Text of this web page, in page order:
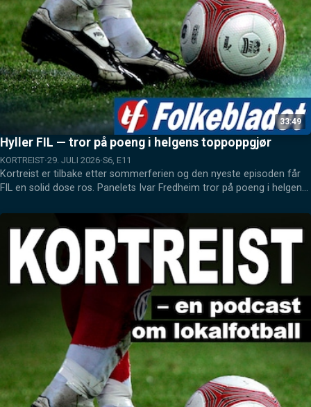
33:49
Hyller FIL — tror på poeng i helgens toppoppgjør
KORTREIST 29. JULI 2026 S6, E11
Kortreist er tilbake etter sommerferien og den nyeste episoden får
FIL en solid dose ros. Panelets Ivar Fredheim tror på poeng i helgens
TITO-serien som straks starter opp igjen.